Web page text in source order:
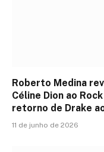
Roberto Medina
Céline Dion ao
retorno de Drake
11 de junho de 2026